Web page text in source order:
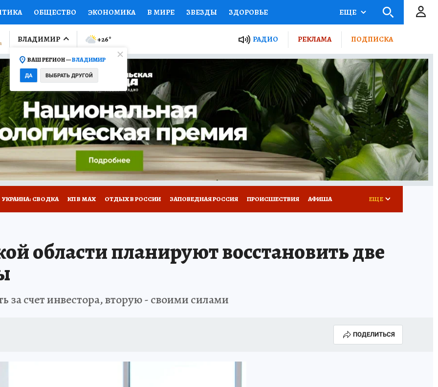
ОБЩЕСТВО ЭКОНОМИКА В МИРЕ ЗВЕЗДЫ ЗДОРОВЬЕ
ПРОИСШЕСТВИЯ НАЦИОНАЛЬНЫЕ ПРОЕКТЫ РОССИИ
ОТКРЫВАЕМ МИР Я ЗНАЮ СЕМЬЯ ЖЕНСКИЕ СЕКРЕТЫ ПУТЕВОДИТЕЛЬ
ПРОМОКОДЫ СЕРИАЛЫ СПЕЦПРОЕКТЫ ДЕФИЦИТ ЖЕЛЕЗА ТУРИЗМ
КОЛЛЕКЦИИ КОНКУРСЫ РАБОТА У НАС ГИД ПОТРЕБИТЕЛЯ ВСЕ О КП
САЙТЕ СПЕЦПРОЕКТЫ КП-ВЛАДИМИР
ЕЩЕ
ВЛАДИМИР
ВАШ РЕГИОН —ВЛАДИМИР
ДА ВЫБРАТЬ ДРУГОЙ
+26° РАДИО РЕКЛАМА ПОДПИСКА
УКРАИНА: СВОДКА КП В МАХ ОТДЫХ В РОССИИ ЗАПОВЕДНАЯ РОССИЯ ПРОИСШЕСТВИЯ АФИША ЕЩЕ
области планируют восстановить две
за счет инвестора, вторую - своими силами
ПОДЕЛИТЬСЯ